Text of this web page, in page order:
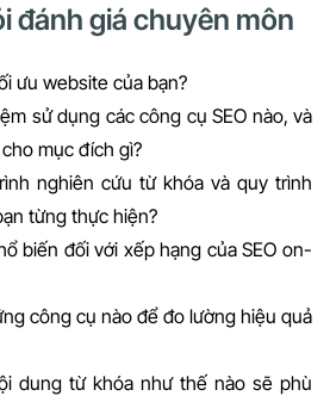
đánh giá chuyên môn
ưu website của bạn?
sử dụng các công cụ SEO nào, và
mục đích gì?
nghiên cứu từ khóa và quy trình
từng thực hiện?
biến đối với xếp hạng của SEO on-
công cụ nào để đo lường hiệu quả
dung từ khóa như thế nào sẽ phù